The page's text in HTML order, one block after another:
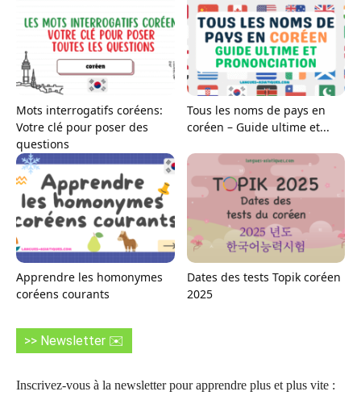
Mots interrogatifs coréens:
Votre clé pour poser des
questions
Tous les noms de pays en
coréen – Guide ultime et...
Apprendre les homonymes
coréens courants
Dates des tests Topik coréen
2025
>> Newsletter ✉️
Inscrivez-vous à la newsletter pour apprendre plus et plus vite :